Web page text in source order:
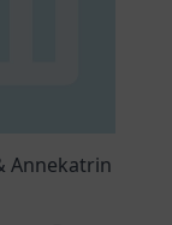
Annekatrin